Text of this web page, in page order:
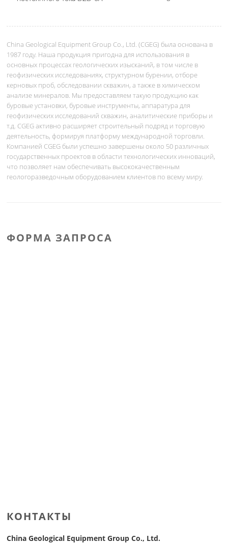
China Geological Equipment Group Co., Ltd. (CGEG) была основана в
1987 году. Наша продукция пригодна для использования в
основных процессах геологических изысканий, в том числе в
геофизических исследованиях, структурном бурении, отборе
керновых проб, обследовании скважин, а также в химическом
анализе минералов. Мы предоставляем такую продукцию как
буровые установки, буровые инструменты, аппаратура для
геофизических исследований скважин, аналитические приборы и
т.д. CGEG активно расширяет строительный подряд и торговую
деятельность, формируя платформу международной торговли.
Компанией CGEG были успешно завершены около 50 различных
государственных проектов в области технологических инноваций,
что позволяет нам обеспечивать высококачественным
геологоразведочным оборудованием клиентов по всему миру.
ФОРМА ЗАПРОСА
КОНТАКТЫ
China Geological Equipment Group Co., Ltd.